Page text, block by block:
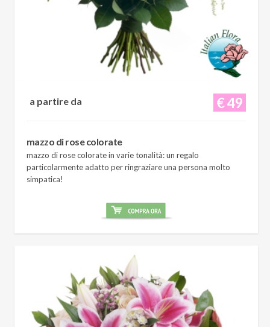
€ 49
a partire da
mazzo di rose colorate
mazzo di rose colorate in varie tonalità: un regalo
particolarmente adatto per ringraziare una persona molto
simpatica!